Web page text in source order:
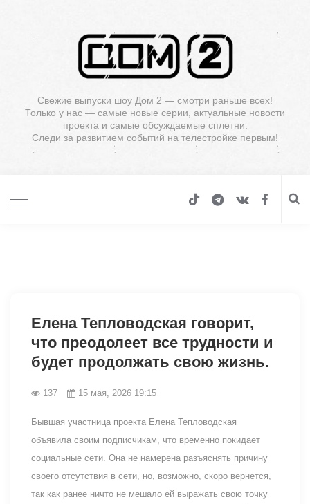
Свежие выпуски шоу Дом 2 — смотри раньше всех!
Только у нас — самые новые серии, актуальные новости
проекта и самые обсуждаемые сплетни.
Следи за развитием событий на телестройке первым!
Елена Тепловодская говорит,
что преодолеет все трудности и
будет продолжать свою жизнь.
137 15 мая, 2026 19:15
Бывшая участница проекта Елена Тепловодская
объявила своим подписчикам, что временно покидает
социальные сети. Она не намерена разъяснять причину
своего отсутствия в сети, но, возможно, скоро вернется,
так как ранее ничто не мешало ей выражать свою точку